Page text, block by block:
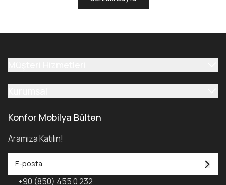
Konfor Mobilya Bülten
Aramıza Katılın!
+90 (850) 455 0 232